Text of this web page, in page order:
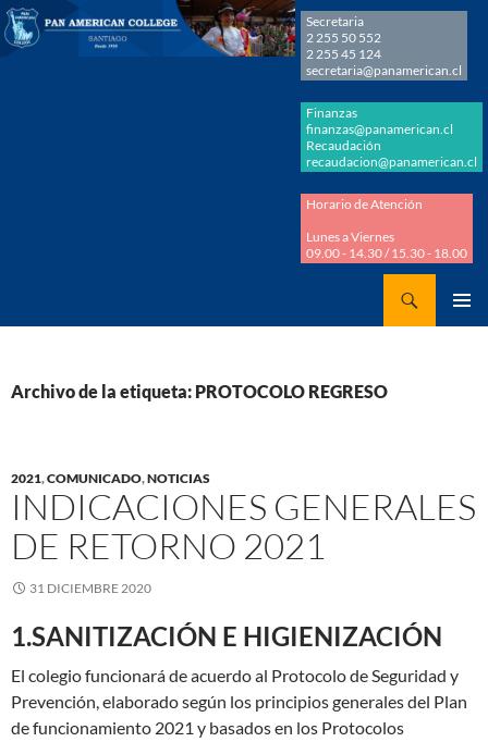
Secretaria
2 255 50 552
2 255 45 124
secretaria@panamerican.cl
Finanzas
finanzas@panamerican.cl
Recaudación
recaudacion@panamerican.cl
Horario de Atención
Lunes a Viernes
09.00 - 14.30 / 15.30 - 18.00
Archivo de la etiqueta: PROTOCOLO REGRESO
2021,COMUNICADO,NOTICIAS
INDICACIONES GENERALES
DE RETORNO 2021
31 DICIEMBRE 2020
1.SANITIZACIÓN E HIGIENIZACIÓN
El colegio funcionará de acuerdo al Protocolo de Seguridad y
Prevención, elaborado según los principios generales del Plan
de funcionamiento 2021 y basados en los Protocolos